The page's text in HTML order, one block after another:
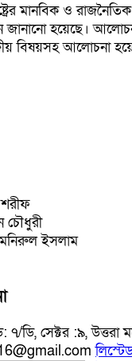
মানবিক ও
হয়েছে।
বিষয়সহ আলোচনা
চৌধুরী
মনিরুল ইসলাম
ডি, সেক্টর :৯, উত্তরা